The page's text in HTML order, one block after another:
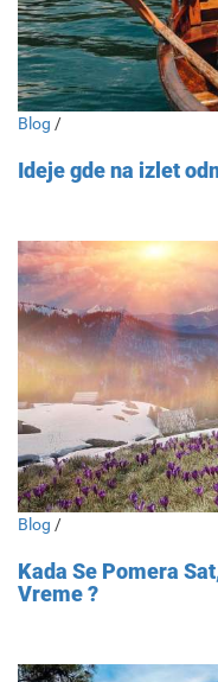
Blog /
Ideje gde na izlet
Blog /
Kada Se Pomera
Vreme ?